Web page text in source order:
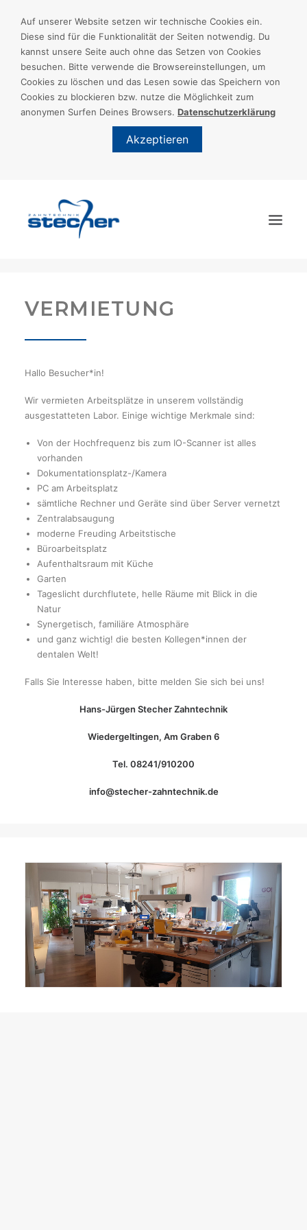
Auf unserer Website setzen wir technische Cookies ein.
Diese sind für die Funktionalität der Seiten notwendig. Du
kannst unsere Seite auch ohne das Setzen von Cookies
besuchen. Bitte verwende die Browsereinstellungen, um
Cookies zu löschen und das Lesen sowie das Speichern von
Cookies zu blockieren bzw. nutze die Möglichkeit zum
anonymen Surfen Deines Browsers. Datenschutzerklärung
Akzeptieren
ÜBER UNS
KONTAKT
STELLENGESUCHE
VERMIETUNG
VERMIETUNG
Hallo Besucher*in!
Wir vermieten Arbeitsplätze in unserem vollständig
ausgestatteten Labor. Einige wichtige Merkmale sind:
Von der Hochfrequenz bis zum IO-Scanner ist alles
vorhanden
Dokumentationsplatz-/Kamera
PC am Arbeitsplatz
sämtliche Rechner und Geräte sind über Server vernetzt
Zentralabsaugung
moderne Freuding Arbeitstische
Büroarbeitsplatz
Aufenthaltsraum mit Küche
Garten
Tageslicht durchflutete, helle Räume mit Blick in die
Natur
Synergetisch, familiäre Atmosphäre
und ganz wichtig! die besten Kollegen*innen der
dentalen Welt!
Falls Sie Interesse haben, bitte melden Sie sich bei uns!
Hans-Jürgen Stecher Zahntechnik
Wiedergeltingen, Am Graben 6
Tel. 08241/910200
info@stecher-zahntechnik.de